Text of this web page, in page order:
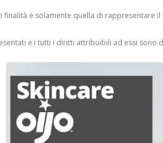
è solamente quella di
e i tutti i diritti attribuibili ad essi sono